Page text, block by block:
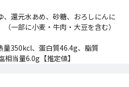
、還元水あめ、砂糖、おろしにんに
一部に小麦・牛肉・大豆を含む）
量350kcl、蛋白質46.4g、脂質
当量6.0g【推定値】